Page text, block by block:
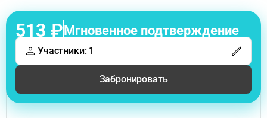
513 ₽Мгновенное подтверждение
Участники: 1
Забронировать